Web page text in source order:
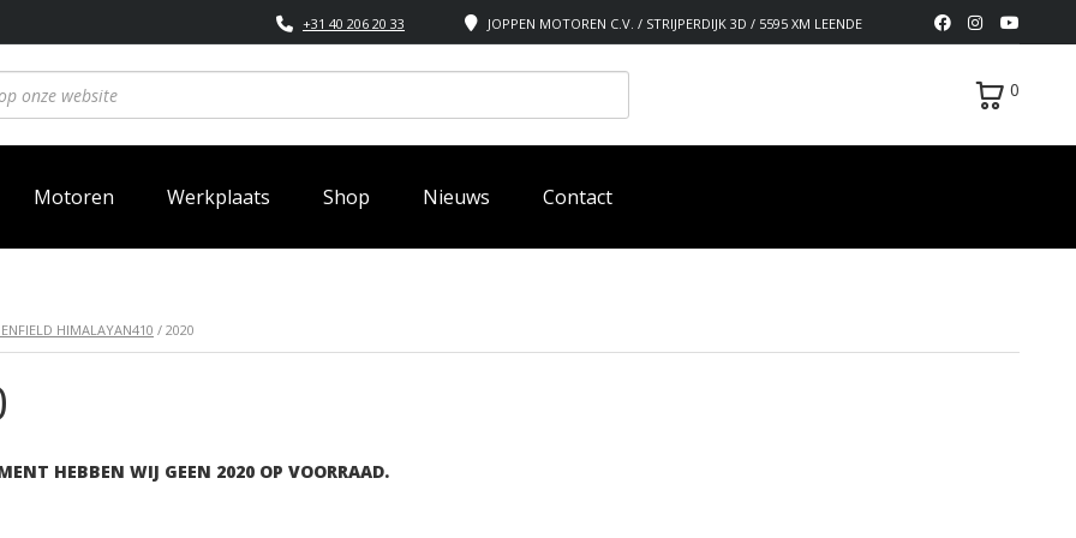
JOPPEN MOTOREN C.V. / STRIJPERDIJK 3D / 5595 XM LEENDE
+31 40 206 20 33
0
Motoren Werkplaats Shop Nieuws Contact
HIMALAYAN410 / 2020
HEBBEN WIJ GEEN 2020 OP VOORRAAD.